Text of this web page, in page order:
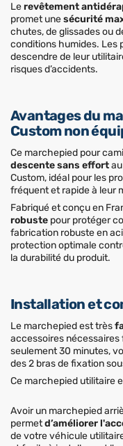
Lerevêtement
promet unesécurité
chutes, de glissades ou
conditions humides. Les
descendre de leur
risques d’accidents.
Avantages du
Custom non
Ce marchepied pour
descente sans effort
Custom, idéal pour les
fréquent et rapide à leur
Fabriqué et conçu en
robuste pour protéger
fabrication robuste en
protection optimale
la durabilité du produit.
Installation et
Le marchepied est très
accessoires nécessaires
seulement 30 minutes,
des 2 bras de fixation
Ce marchepied utilitaire
Avoir un marchepied
permetd’améliorer
de votre véhicule